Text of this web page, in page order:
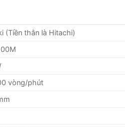
(Tiền thân là Hitachi)
vòng/phút